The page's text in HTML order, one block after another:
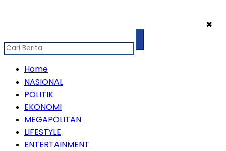
✖
Home
NASIONAL
POLITIK
EKONOMI
MEGAPOLITAN
LIFESTYLE
ENTERTAINMENT